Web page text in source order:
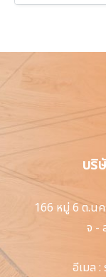
บริ
166 หมู่ 6 ต.น
จ -
อีเมล :